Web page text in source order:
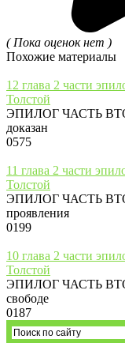
( Пока оценок нет )
Похожие материалы
12 глава 2 части
Толстой
ЭПИЛОГ ЧАСТЬ
доказан
0575
11 глава 2 части
Толстой
ЭПИЛОГ ЧАСТЬ
проявления
0199
10 глава 2 части
Толстой
ЭПИЛОГ ЧАСТЬ
свободе
0187